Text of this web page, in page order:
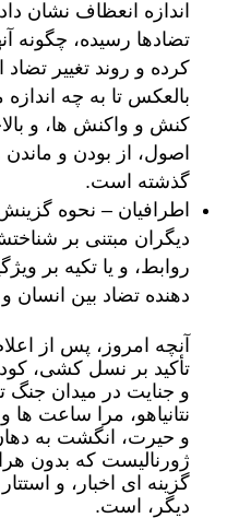
اندازه انعظاف نشان
تضادها رسیده، چگونه
کرده و روند تغییر
بالعکس تا به چه
کنش و واکنش ها، و
اصول، از بودن و
گذشته است.
اطرافیان – نحوه
دیگران مبتنی بر
روابط، و یا تکیه بر
دهنده تضاد بین انسان
آنچه امروز، پس از
تأکید بر نسل کشی،
و جنایت در میدان
نتانیاهو، مرا ساعت
و حیرت، انگشت به
ژورنالیست که بدون
گزینه ای اخبار، و
دیگر، است.